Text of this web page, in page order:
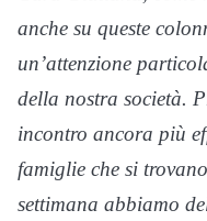
anche su queste
un’attenzione
della nostra società.
incontro ancora più
famiglie che si
settimana abbiamo